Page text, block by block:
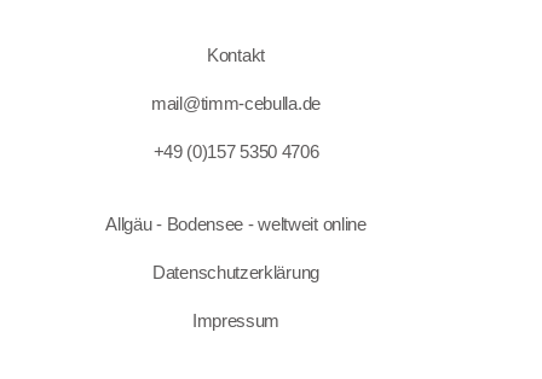
Kontakt
mail@timm-cebulla.de
+49 (0)157 5350 4706
Allgäu - Bodensee - weltweit online
Datenschutzerklärung
Impressum